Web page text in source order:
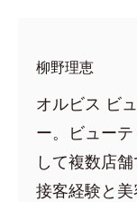
柳野理恵
オルビス ビ
ー。ビュー
して複数店
接客経験と